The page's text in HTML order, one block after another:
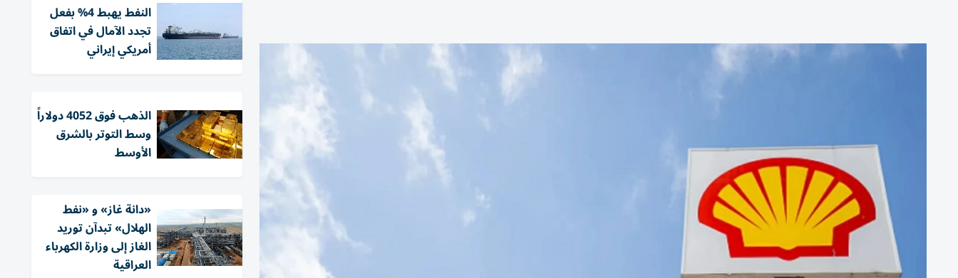
النفط يهبط 4% بفعل
تجدد الآمال في اتفاق
أمريكي إيراني
الذهب فوق 4052 دولاراً
وسط التوتر بالشرق
الأوسط
«دانة غاز» و «نفط
الهلال» تبدآن توريد
الغاز إلى وزارة الكهرباء
العراقية